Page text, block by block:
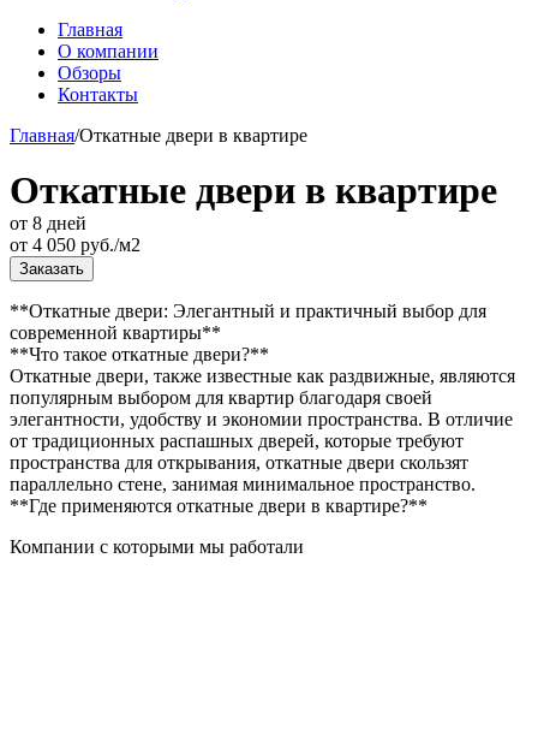
Главная
О компании
Обзоры
Контакты
Главная/Откатные двери в квартире
Откатные двери в квартире
от 8 дней
от 4 050 руб./м2
Заказать
**Откатные двери: Элегантный и практичный выбор для
современной квартиры**
**Что такое откатные двери?**
Откатные двери, также известные как раздвижные, являются
популярным выбором для квартир благодаря своей
элегантности, удобству и экономии пространства. В отличие
от традиционных распашных дверей, которые требуют
пространства для открывания, откатные двери скользят
параллельно стене, занимая минимальное пространство.
**Где применяются откатные двери в квартире?**
Компании с которыми мы работали